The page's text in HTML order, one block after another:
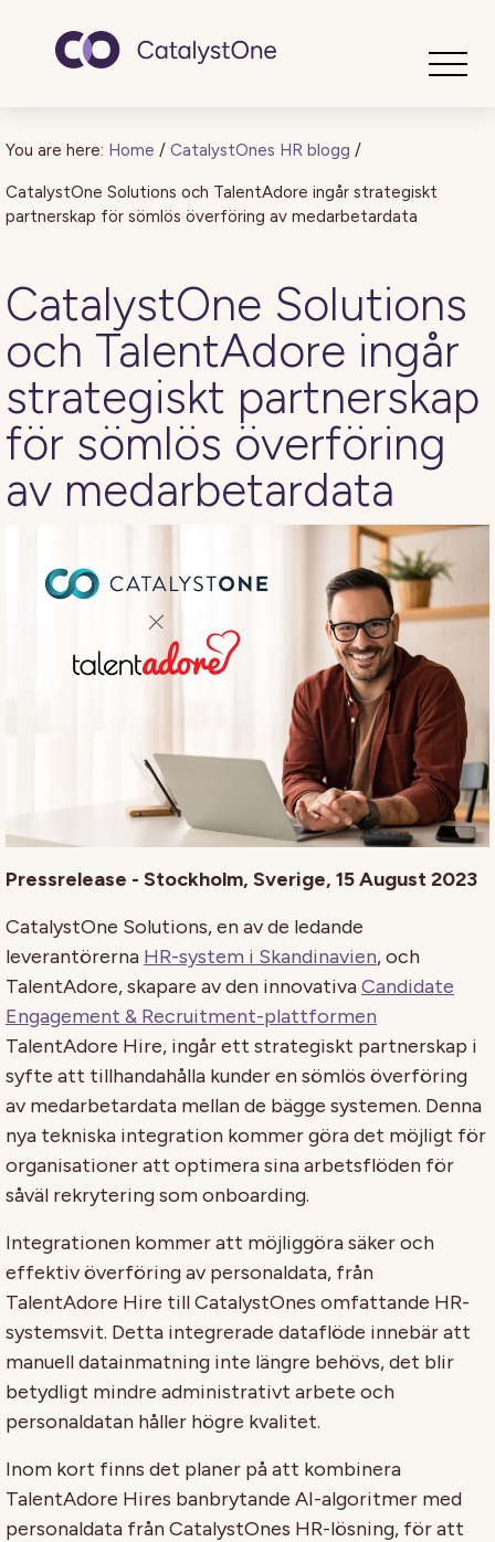
You are here: Home / CatalystOnes HR blogg /
CatalystOne Solutions och TalentAdore ingår strategiskt
partnerskap för sömlös överföring av medarbetardata
CatalystOne Solutions
och TalentAdore ingår
strategiskt partnerskap
för sömlös överföring
av medarbetardata
Pressrelease - Stockholm, Sverige, 15 August 2023
CatalystOne Solutions, en av de ledande
leverantörerna HR-system i Skandinavien, och
TalentAdore, skapare av den innovativaCandidate
Engagement & Recruitment-plattformen
TalentAdore Hire, ingår ett strategiskt partnerskap i
syfte att tillhandahålla kunder en sömlös överföring
av medarbetardata mellan de bägge systemen. Denna
nya tekniska integration kommer göra det möjligt för
organisationer att optimera sina arbetsflöden för
såväl rekrytering som onboarding.
Integrationen kommer att möjliggöra säker och
effektiv överföring av personaldata, från
TalentAdore Hire till CatalystOnes omfattande HR-
systemsvit. Detta integrerade dataflöde innebär att
manuell datainmatning inte längre behövs, det blir
betydligt mindre administrativt arbete och
personaldatan håller högre kvalitet.
Inom kort finns det planer på att kombinera
TalentAdore Hires banbrytande AI-algoritmer med
personaldata från CatalystOnes HR-lösning, för att